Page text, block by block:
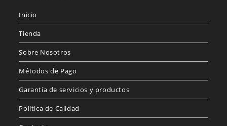
Inicio
Tienda
Sobre Nosotros
Métodos de Pago
Garantía de servicios y productos
Política de Calidad